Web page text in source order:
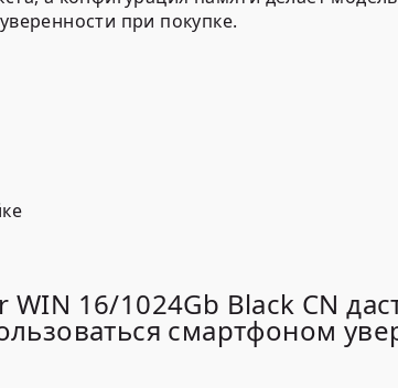
при покупке.
16/1024Gb Black CN
смартфоном